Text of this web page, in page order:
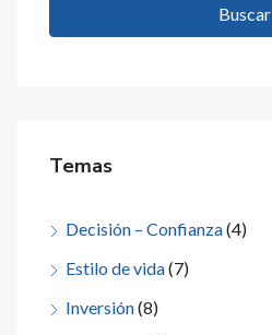
Buscar
Temas
Decisión – Confianza(4)
Estilo de vida(7)
Inversión(8)